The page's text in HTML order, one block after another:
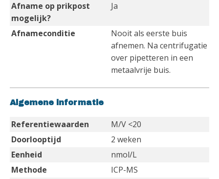
Afname op prikpost
mogelijk?
Ja
Afnameconditie
Nooit als eerste buis
afnemen. Na centrifugatie
over pipetteren in een
metaalvrije buis.
Algemene informatie
Referentiewaarden
M/V <20
Doorlooptijd
2 weken
Eenheid
nmol/L
Methode
ICP-MS